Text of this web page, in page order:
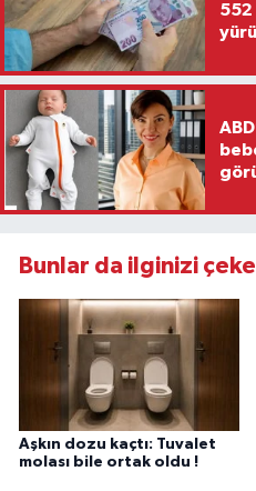
552
Bunlar da ilginizi
Aşkın dozu kaçtı: Tuvalet
molası bile ortak oldu !